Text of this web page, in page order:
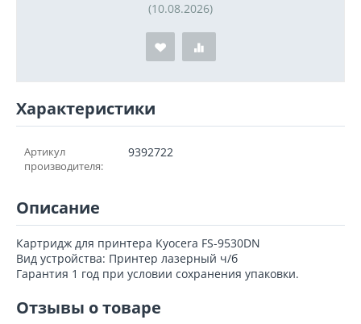
(10.08.2026)
Характеристики
Артикул
производителя:
9392722
Описание
Картридж для принтера Kyocera FS-9530DN
Вид устройства: Принтер лазерный ч/б
Гарантия 1 год при условии сохранения упаковки.
Отзывы о товаре